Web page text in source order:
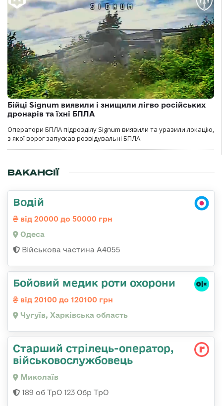
Бійці Signum виявили і знищили лігво російських
дронарів та їхні БПЛА
Оператори БПЛА підрозділу Signum виявили та уразили локацію,
з якої ворог запускав розвідувальні БПЛА.
ВАКАНСІЇ
Водій
від 20000 до 50000 грн
Одеса
Військова частина А4055
Бойовий медик роти охорони
від 20100 до 120100 грн
Чугуїв, Харківська область
Старший стрілець-оператор,
військовослужбовець
Миколаїв
189 об ТрО 123 Обр ТрО